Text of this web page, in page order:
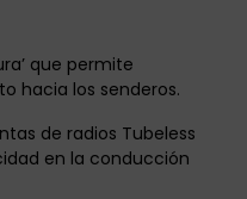
que permite
hacia los senderos.
de radios Tubeless
en la conducción